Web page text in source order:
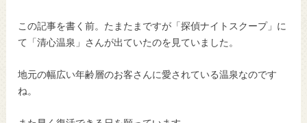
この記事を書く前。たまたまですが「探偵ナイトスクープ」に
て「清心温泉」さんが出ていたのを見ていました。
地元の幅広い年齢層のお客さんに愛されている温泉なのです
ね。